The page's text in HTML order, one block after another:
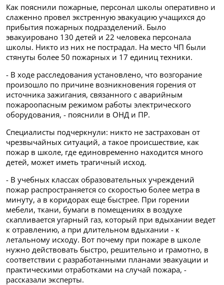
Как пояснили пожарные, персонал школы оперативно и
слаженно провел экстренную эвакуацию учащихся до
прибытия пожарных подразделений. Было
эвакуировано 130 детей и 22 человека персонала
школы. Никто из них не пострадал. На место ЧП были
стянуты более 50 пожарных и 17 единиц техники.
- В ходе расследования установлено, что возгорание
произошло по причине возникновения горения от
источника зажигания, связанного с аварийным
пожароопасным режимом работы электрического
оборудования, - пояснили в ОНД и ПР.
Специалисты подчеркнули: никто не застрахован от
чрезвычайных ситуаций, а такое происшествие, как
пожар в школе, где единовременно находится много
детей, может иметь трагичный исход.
- В учебных классах образовательных учреждений
пожар распространяется со скоростью более метра в
минуту, а в коридорах еще быстрее. При горении
мебели, ткани, бумаги в помещениях в воздухе
скапливается угарный газ, который при вдыхании ведет
к отравлению, а при длительном вдыхании - к
летальному исходу. Вот почему при пожаре в школе
нужно действовать быстро, решительно и грамотно, в
соответствии с разработанными планами эвакуации и
практическими отработками на случай пожара, -
рассказали эксперты.